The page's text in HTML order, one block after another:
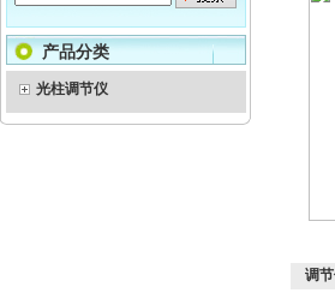
产品分类
光柱调节仪
调